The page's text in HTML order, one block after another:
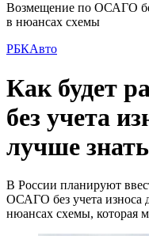
Возмещение по ОСАГО
в нюансах схемы
РБКАвто
Как будет
без учета
лучше
В России планируют
ОСАГО без учета износа
нюансах схемы, которая